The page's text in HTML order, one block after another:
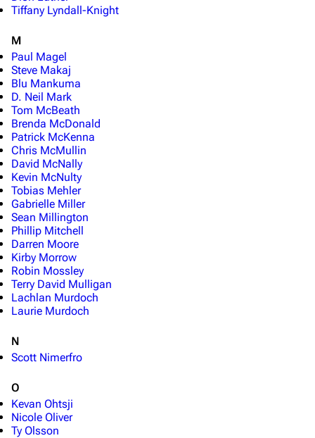
Tiffany Lyndall-Knight
M
Paul Magel
Steve Makaj
Blu Mankuma
D. Neil Mark
Tom McBeath
Brenda McDonald
Patrick McKenna
Chris McMullin
David McNally
Kevin McNulty
Tobias Mehler
Gabrielle Miller
Sean Millington
Phillip Mitchell
Darren Moore
Kirby Morrow
Robin Mossley
Terry David Mulligan
Lachlan Murdoch
Laurie Murdoch
N
Scott Nimerfro
O
Kevan Ohtsji
Nicole Oliver
Ty Olsson